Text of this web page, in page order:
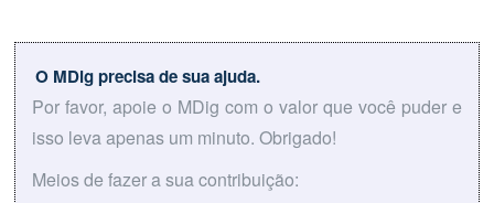
O MDig precisa de sua ajuda.
Por favor, apoie o MDig com o valor que você puder e
isso leva apenas um minuto. Obrigado!
Meios de fazer a sua contribuição: